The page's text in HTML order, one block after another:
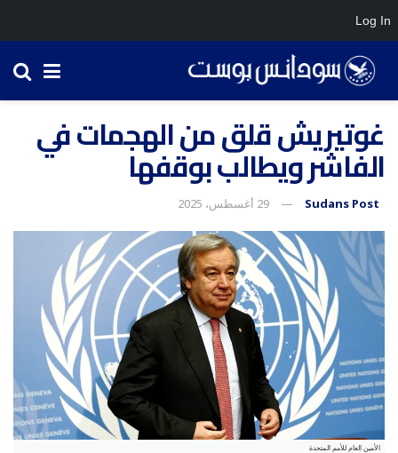
غوتيريش قلق من الهجمات في
الفاشر ويطالب بوقفها
Sudans Post 29 أغسطس، 2025
الأمين العام للأمم المتحدة
Log In